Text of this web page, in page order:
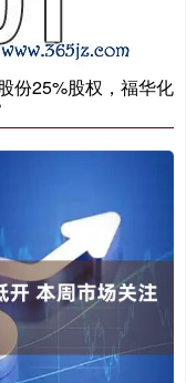
份25%股权，福华化